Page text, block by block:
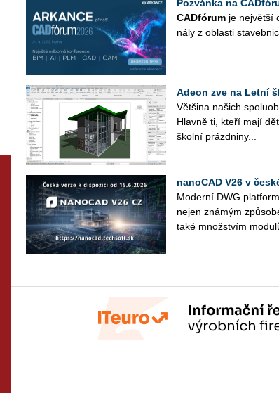
Pozvánka na
CAD­fó­rum je nej­vět­ší
ná­ly z ob­las­ti
Adeon zve na Letní
Vět­ši­na na­šich
Hlav­ně ti, kteří mají
škol­ní prázd­ni­ny...
nanoCAD V26 v
Mo­der­ní DWG
nejen zná­mým
také množ­stvím